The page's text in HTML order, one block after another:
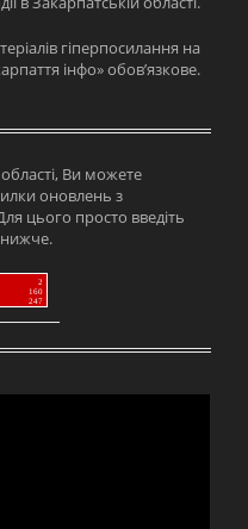
гіперпосилання на
інфо» обов’язкове.
Ви можете
оновлень з
цього просто введіть
2
160
247